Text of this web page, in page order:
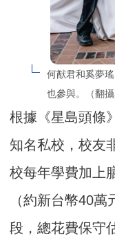
何猷君和奚夢
也參與。（翻攝
根據《星島頭條
知名私校，校友
校每年學費加上
（約新台幣40
段，總花費保守